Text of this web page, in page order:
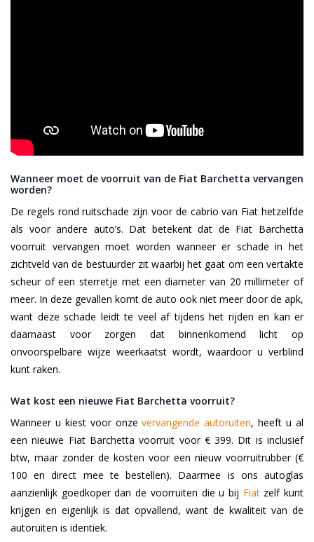
Wanneer moet de voorruit van de Fiat Barchetta vervangen
worden?
De regels rond ruitschade zijn voor de cabrio van Fiat hetzelfde
als voor andere auto’s. Dat betekent dat de Fiat Barchetta
voorruit vervangen moet worden wanneer er schade in het
zichtveld van de bestuurder zit waarbij het gaat om een vertakte
scheur of een sterretje met een diameter van 20 millimeter of
meer. In deze gevallen komt de auto ook niet meer door de apk,
want deze schade leidt te veel af tijdens het rijden en kan er
daarnaast voor zorgen dat binnenkomend licht op
onvoorspelbare wijze weerkaatst wordt, waardoor u verblind
kunt raken.
Wat kost een nieuwe Fiat Barchetta voorruit?
Wanneer u kiest voor onzevervangende autoruiten, heeft u al
een nieuwe Fiat Barchetta voorruit voor € 399. Dit is inclusief
btw, maar zonder de kosten voor een nieuw voorruitrubber (€
100 en direct mee te bestellen). Daarmee is ons autoglas
aanzienlijk goedkoper dan de voorruiten die u bij Fiatzelf kunt
krijgen en eigenlijk is dat opvallend, want de kwaliteit van de
autoruiten is identiek.